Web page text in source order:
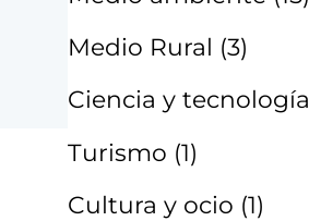
Medio Rural (3)
Ciencia y tecnología
Turismo (1)
Cultura y ocio (1)